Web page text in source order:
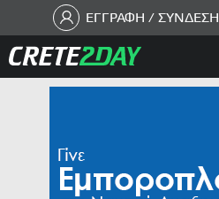
ΕΓΓΡΑΦΗ / ΣΥΝΔΕΣΗ